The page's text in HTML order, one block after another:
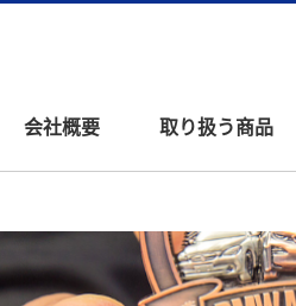
会社概要 取り扱う商品